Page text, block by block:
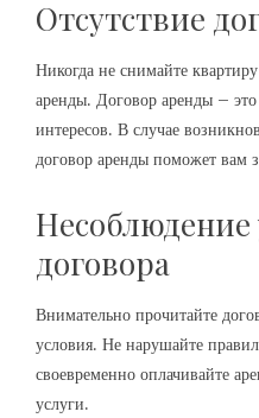
Отсутствие
Никогда не снимайте
аренды. Договор аренды –
интересов. В случае
договор аренды поможет вам
Несоблюдение
договора
Внимательно прочитайте
условия. Не нарушайте
своевременно оплачивайте
услуги.